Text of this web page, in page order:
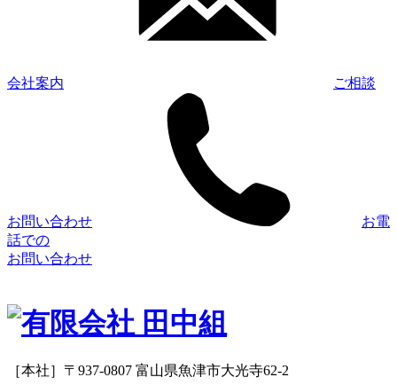
会社案内 ご相談
お問い合わせ
お電
話での
お問い合わせ
［本社］〒937-0807 富山県魚津市大光寺62-2